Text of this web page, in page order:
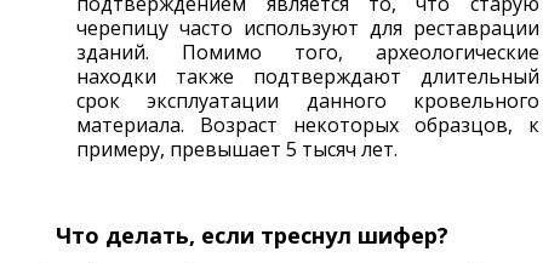
черепицу часто используют для реставрации
зданий. Помимо того, археологические
находки также подтверждают длительный
срок эксплуатации данного кровельного
материала. Возраст некоторых образцов, к
примеру, превышает 5 тысяч лет.
Что делать, если треснул шифер?